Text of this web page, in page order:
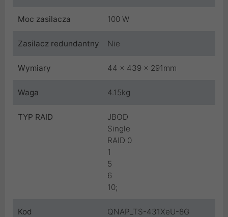
Moc zasilacza 100 W
Zasilacz redundantny Nie
Wymiary 44 x 439 x 291mm
Waga 4.15kg
TYP RAID
JBOD
Single
RAID 0
1
5
6
10;
Kod QNAP_TS-431XeU-8G